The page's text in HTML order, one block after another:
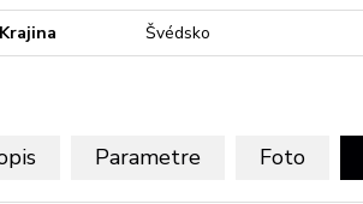
Krajina
Švédsko
Parametre Foto